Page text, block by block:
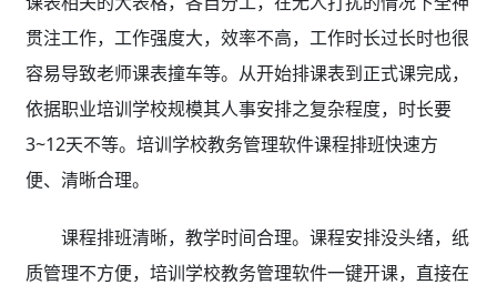
贯注工作，工作强度大，效率不高，工作时长过长时也很
容易导致老师课表撞车等。从开始排课表到正式课完成，
依据职业培训学校规模其人事安排之复杂程度，时长要
3~12天不等。培训学校教务管理软件课程排班快速方
便、清晰合理。
课程排班清晰，教学时间合理。课程安排没头绪，纸
质管理不方便，培训学校教务管理软件一键开课，直接在